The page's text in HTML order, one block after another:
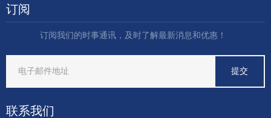
订阅
订阅我们的时事通讯，及时了解最新消息和优惠！
联系我们